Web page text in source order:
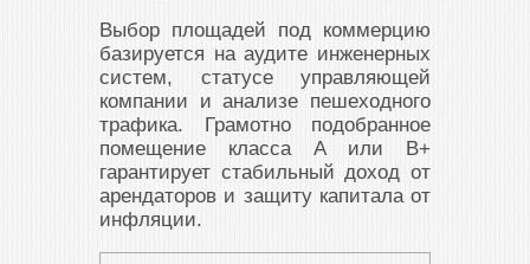
Выбор площадей под коммерцию
базируется на аудите инженерных
систем, статусе управляющей
компании и анализе пешеходного
трафика. Грамотно подобранное
помещение класса А или В+
гарантирует стабильный доход от
арендаторов и защиту капитала от
инфляции.